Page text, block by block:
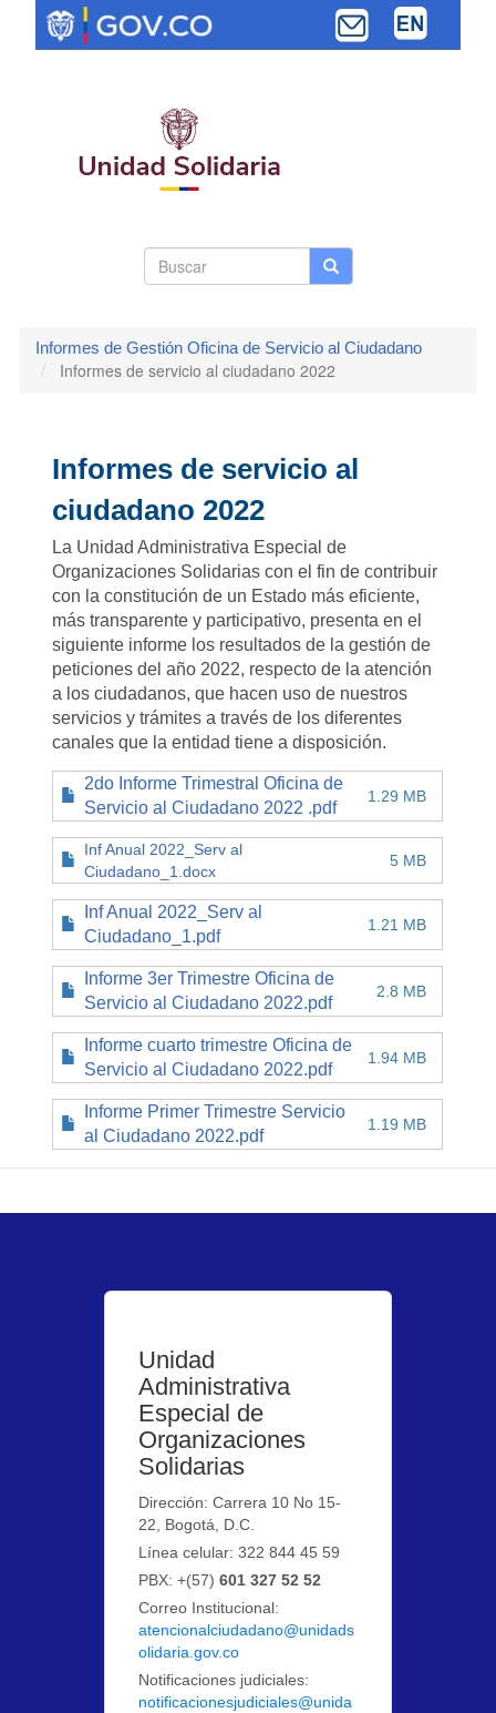
contenido
Buscar Buscar
Informes de Gestión Oficina de Servicio al Ciudadano
Informes de servicio al ciudadano 2022
Informes de servicio al
ciudadano 2022
La Unidad Administrativa Especial de
Organizaciones Solidarias con el fin de contribuir
con la constitución de un Estado más eficiente,
más transparente y participativo, presenta en el
siguiente informe los resultados de la gestión de
peticiones del año 2022, respecto de la atención
a los ciudadanos, que hacen uso de nuestros
servicios y trámites a través de los diferentes
canales que la entidad tiene a disposición.
2do Informe Trimestral Oficina de
Servicio al Ciudadano 2022 .pdf
1.29 MB
Inf Anual 2022_Serv al
Ciudadano_1.docx
5 MB
Inf Anual 2022_Serv al
Ciudadano_1.pdf
1.21 MB
Informe 3er Trimestre Oficina de
Servicio al Ciudadano 2022.pdf
2.8 MB
Informe cuarto trimestre Oficina de
Servicio al Ciudadano 2022.pdf
1.94 MB
Informe Primer Trimestre Servicio
al Ciudadano 2022.pdf
1.19 MB
Unidad
Administrativa
Especial de
Organizaciones
Solidarias
Dirección: Carrera 10 No 15-
22, Bogotá, D.C.
Línea celular: 322 844 45 59
PBX: +(57)601 327 52 52
Correo Institucional:
atencionalciudadano@unidads
olidaria.gov.co
Notificaciones judiciales:
notificacionesjudiciales@unida